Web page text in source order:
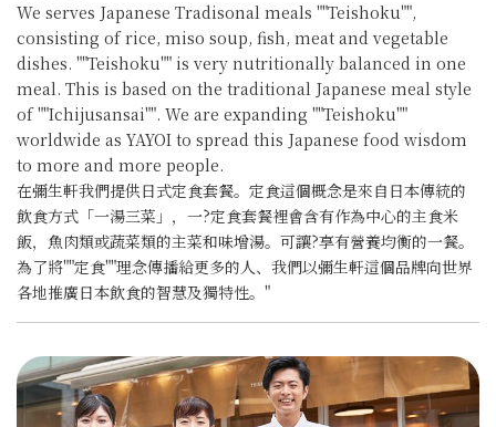
We serves Japanese Tradisonal meals ""Teishoku"",
consisting of rice, miso soup, fish, meat and vegetable
dishes. ""Teishoku"" is very nutritionally balanced in one
meal. This is based on the traditional Japanese meal style
of ""Ichijusansai"". We are expanding ""Teishoku""
worldwide as YAYOI to spread this Japanese food wisdom
to more and more people.
在彌生軒我們提供日式定食套餐。定食這個概念是來自日本傳統的
飲食方式「一湯三菜」，一?定食套餐裡會含有作為中心的主食米
飯，魚肉類或蔬菜類的主菜和味增湯。可讓?享有營養均衡的一餐。
為了將""定食""理念傳播給更多的人、我們以彌生軒這個品牌向世界
各地推廣日本飲食的智慧及獨特性。"